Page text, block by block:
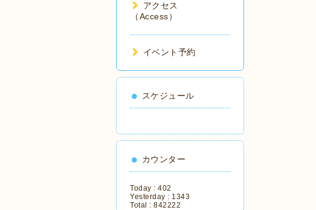
アクセス
（Access）
イベント予約
スケジュール
カウンター
Today : 402
Yesterday : 1343
Total : 842222